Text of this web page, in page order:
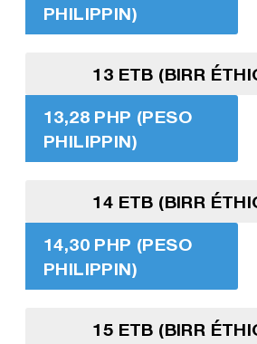
PHILIPPIN)
13 ETB (BIRR
13,28 PHP (PESO
PHILIPPIN)
14 ETB (BIRR
14,30 PHP (PESO
PHILIPPIN)
15 ETB (BIRR